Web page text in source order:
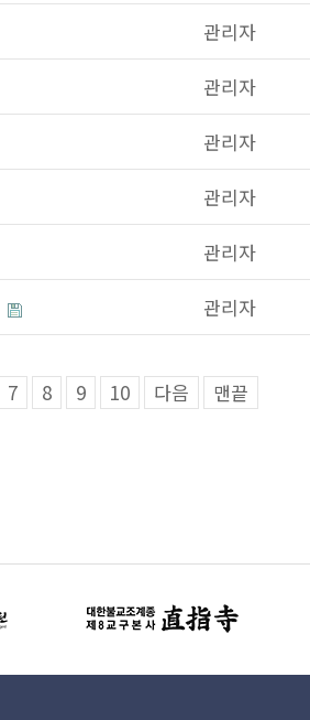
관리자
관리자
관리자
관리자
관리자
관리자
7 8 9 10 다음 맨끝